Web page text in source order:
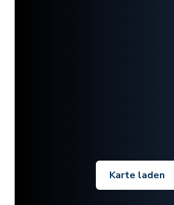
Karte laden